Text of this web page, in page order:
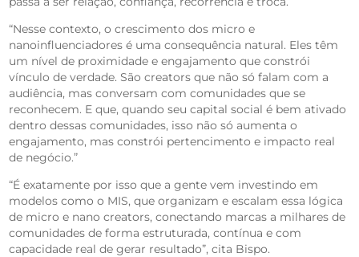
“Nesse contexto, o crescimento dos micro e
nanoinfluenciadores é uma consequência natural. Eles têm
um nível de proximidade e engajamento que constrói
vínculo de verdade. São creators que não só falam com a
audiência, mas conversam com comunidades que se
reconhecem. E que, quando seu capital social é bem ativado
dentro dessas comunidades, isso não só aumenta o
engajamento, mas constrói pertencimento e impacto real
de negócio.”
“É exatamente por isso que a gente vem investindo em
modelos como o MIS, que organizam e escalam essa lógica
de micro e nano creators, conectando marcas a milhares de
comunidades de forma estruturada, contínua e com
capacidade real de gerar resultado”, cita Bispo.